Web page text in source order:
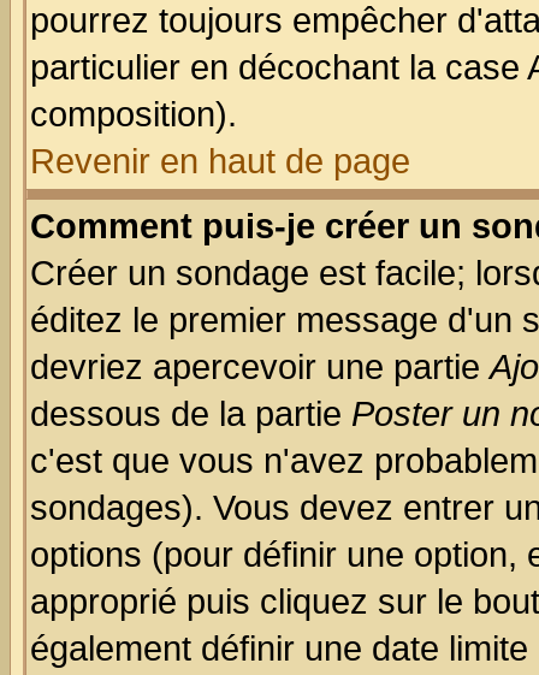
pourrez toujours empêcher
particulier en décochant la case
composition).
Revenir en haut de page
Comment puis-je créer un
Créer un sondage est facile;
éditez le premier message d'un
devriez apercevoir une partie
dessous de la partie Poster un
c'est que vous n'avez
sondages). Vous devez entrer
options (pour définir une option,
approprié puis cliquez sur le
également définir une date